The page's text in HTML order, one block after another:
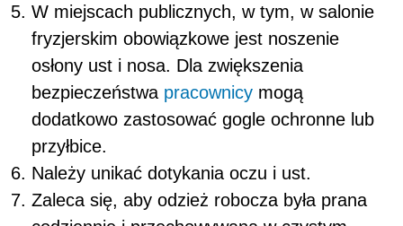
W miejscach publicznych, w tym, w salonie
fryzjerskim obowiązkowe jest noszenie
osłony ust i nosa. Dla zwiększenia
bezpieczeństwa pracownicy mogą
dodatkowo zastosować gogle ochronne lub
przyłbice.
Należy unikać dotykania oczu i ust.
Zaleca się, aby odzież robocza była prana